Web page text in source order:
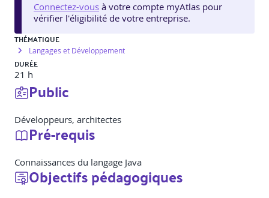
Connectez-vous à votre compte myAtlas pour
vérifier l'éligibilité de votre entreprise.
THÉMATIQUE
Langages et Développement
DURÉE
21 h
Public
Développeurs, architectes
Pré-requis
Connaissances du langage Java
Objectifs pédagogiques